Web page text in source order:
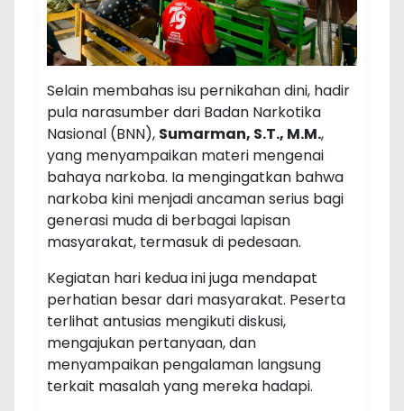
Selain membahas isu pernikahan dini, hadir
pula narasumber dari Badan Narkotika
Nasional (BNN), Sumarman, S.T., M.M.,
yang menyampaikan materi mengenai
bahaya narkoba. Ia mengingatkan bahwa
narkoba kini menjadi ancaman serius bagi
generasi muda di berbagai lapisan
masyarakat, termasuk di pedesaan.
Kegiatan hari kedua ini juga mendapat
perhatian besar dari masyarakat. Peserta
terlihat antusias mengikuti diskusi,
mengajukan pertanyaan, dan
menyampaikan pengalaman langsung
terkait masalah yang mereka hadapi.